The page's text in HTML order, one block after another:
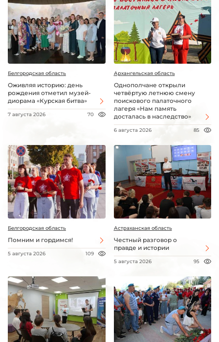
Белгородская область
Оживляя историю: день
рождения отметил музей-
диорама «Курская битва»
7 августа 2026 70
Архангельская область
Однополчане открыли
четвёртую летнюю смену
поискового палаточного
лагеря «Нам память
досталась в наследство»
6 августа 2026 85
Белгородская область
Помним и гордимся!
5 августа 2026 109
Астраханская область
Честный разговор о
правде и истории
5 августа 2026 95